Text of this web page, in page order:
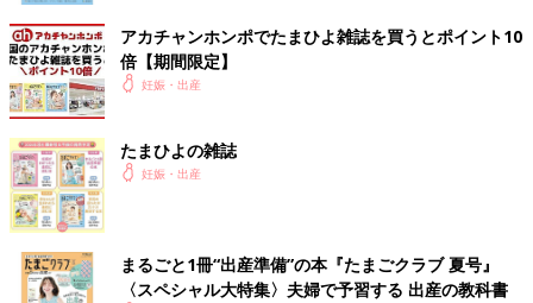
アカチャンホンポでたまひよ雑誌を買うとポイント10
倍【期間限定】
妊娠・出産
たまひよの雑誌
妊娠・出産
まるごと1冊“出産準備”の本『たまごクラブ 夏号』
〈スペシャル大特集〉夫婦で予習する 出産の教科書